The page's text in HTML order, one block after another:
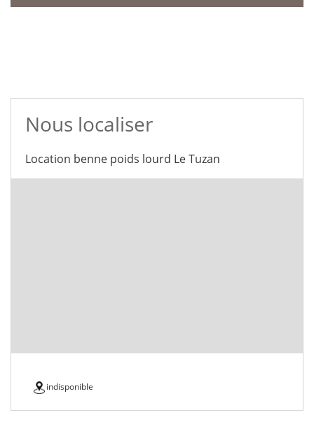
Nous localiser
Location benne poids lourd Le Tuzan
indisponible